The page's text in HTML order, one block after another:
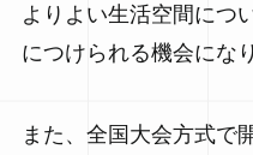
よりよい生活空間につ
につけられる機会にな
また、全国大会方式で